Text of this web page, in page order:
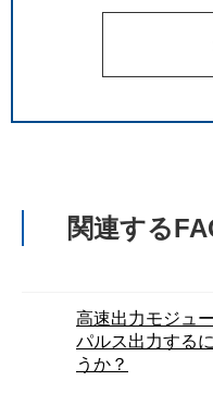
関連する
高速出力モジュ
パルス出力する
うか？